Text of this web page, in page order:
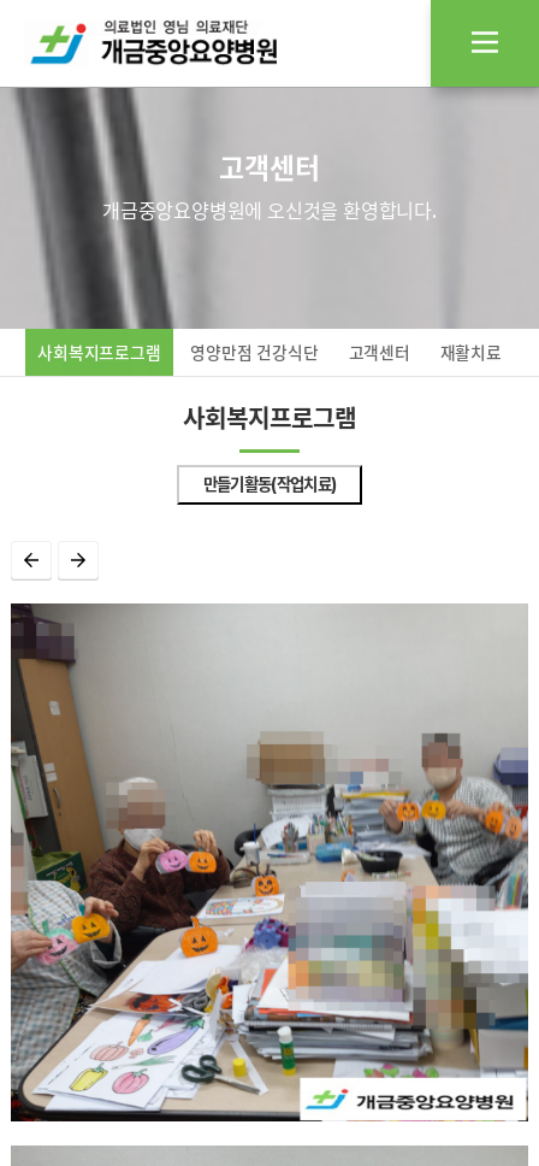
사회복지프로그램 영양만점 건강식단 고객센터 재활치료
고객센터
개금중앙요양병원에 오신것을 환영합니다.
사회복지프로그램
만들기활동(작업치료)